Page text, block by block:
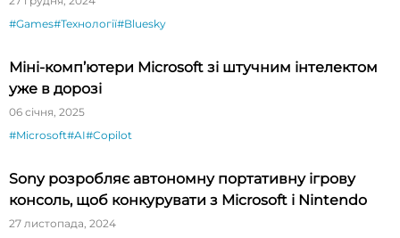
#Games#Технології#Bluesky
Міні-комп’ютери Microsoft зі штучним інтелектом
уже в дорозі
06 січня, 2025
#Microsoft#AI#Copilot
Sony розробляє автономну портативну ігрову
консоль, щоб конкурувати з Microsoft і Nintendo
27 листопада, 2024